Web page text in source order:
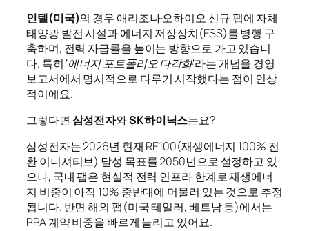
인텔(미국)의 경우 애리조나·오하이오 신규 팹에 자체
태양광 발전 시설과 에너지 저장장치(ESS)를 병행 구
축하며, 전력 자급률을 높이는 방향으로 가고 있습니
다. 특히 ‘에너지 포트폴리오 다각화’라는 개념을 경영
보고서에서 명시적으로 다루기 시작했다는 점이 인상
적이에요.
그렇다면 삼성전자와SK하이닉스는요?
삼성전자는 2026년 현재 RE100(재생에너지 100% 전
환 이니셔티브) 달성 목표를 2050년으로 설정하고 있
으나, 국내 팹은 현실적 전력 인프라 한계로 재생에너
지 비중이 아직 10% 중반대에 머물러 있는 것으로 추정
됩니다. 반면 해외 팹(미국 테일러, 베트남 등)에서는
PPA 계약 비중을 빠르게 늘리고 있어요.